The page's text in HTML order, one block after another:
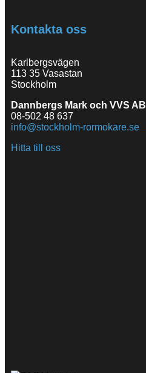
Kontakta oss
Karlbergsvägen
113 35 Vasastan
Stockholm
Dannbergs Mark och VVS AB
08-502 48 637
info@stockholm-rormokare.se
Hitta till oss